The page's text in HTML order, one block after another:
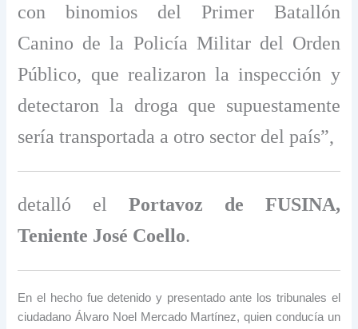
con binomios del Primer Batallón
Canino de la Policía Militar del Orden
Público, que realizaron la inspección y
detectaron la droga que supuestamente
sería transportada a otro sector del país”,
detalló el Portavoz de FUSINA,
Teniente José Coello.
En el hecho fue detenido y presentado ante los tribunales el
ciudadano Álvaro Noel Mercado Martínez, quien conducía un